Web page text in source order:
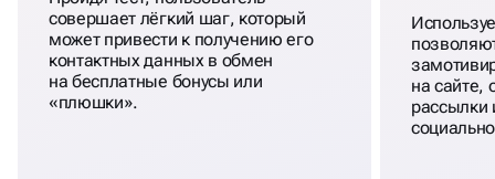
совершает лёгкий шаг, который
может привести к получению его
контактных данных в обмен
на бесплатные бонусы или
«плюшки».
на сайте,
рассылки